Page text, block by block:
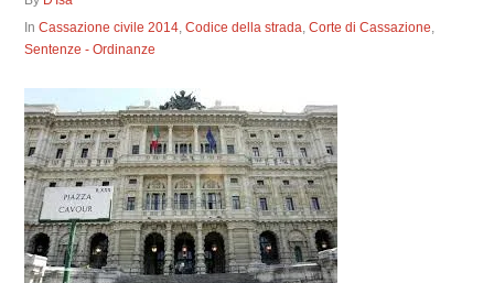
InCassazione civile 2014,Codice della strada,Corte di Cassazione,
Sentenze - Ordinanze